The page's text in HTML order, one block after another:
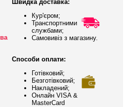
Швидка доставка:
Кур'єром;
Транспортними
службами;
Самовивіз з магазину.
Способи оплати:
Готівковий;
Безготівковий;
Накладений;
Онлайн VISA &
MasterCard